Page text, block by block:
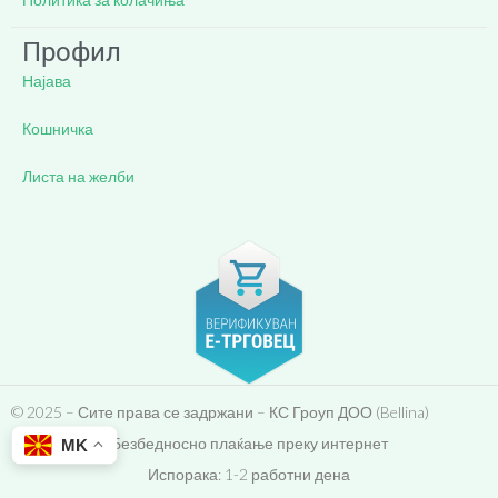
Профил
Најава
Кошничка
Листа на желби
© 2025 – Сите права се задржани – КС Гроуп ДОО (Bellina)
Безбедносно плаќање преку интернет
Испорака: 1-2 работни дена
MK